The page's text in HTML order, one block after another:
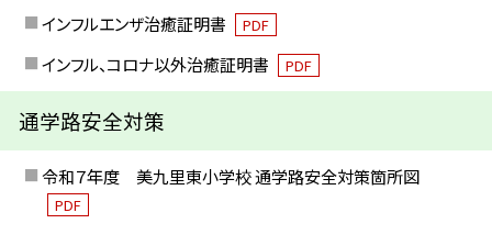
インフルエンザ治癒証明書 PDF
インフル、コロナ以外治癒証明書 PDF
通学路安全対策
令和７年度 美九里東小学校 通学路安全対策箇所図
PDF